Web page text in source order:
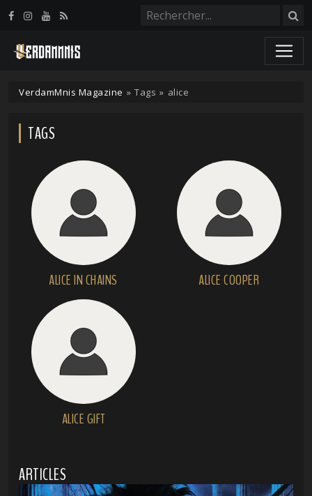
VerdamMnis Magazine » Tags » alice
TAGS
ALICE IN CHAINS ALICE COOPER
ALICE GIFT
ARTICLES
Panneau de gestion des cookies